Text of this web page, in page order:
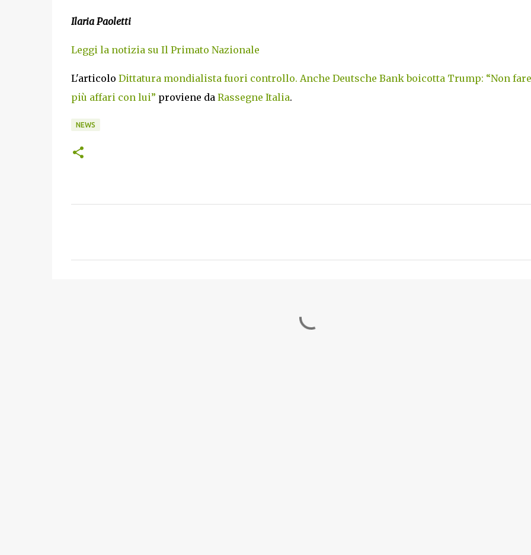
Ilaria Paoletti
Leggi la notizia su Il Primato Nazionale
L'articolo Dittatura mondialista fuori controllo. Anche Deutsche Bank boicotta Trump: “Non
più affari con lui” proviene da Rassegne Italia.
NEWS